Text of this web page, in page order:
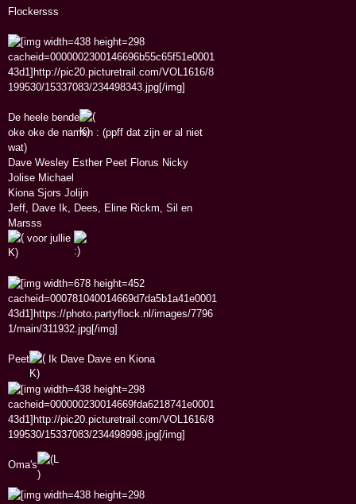
Flockersss
De heele bende
oke oke de namen : (ppff dat zijn er al niet
wat)
Dave Wesley Esther Peet Florus Nicky
Jolise Michael
Kiona Sjors Jolijn
Jeff, Dave Ik, Dees, Eline Rickm, Sil en
Marsss
voor jullie
Peet Ik Dave Dave en Kiona
Oma's